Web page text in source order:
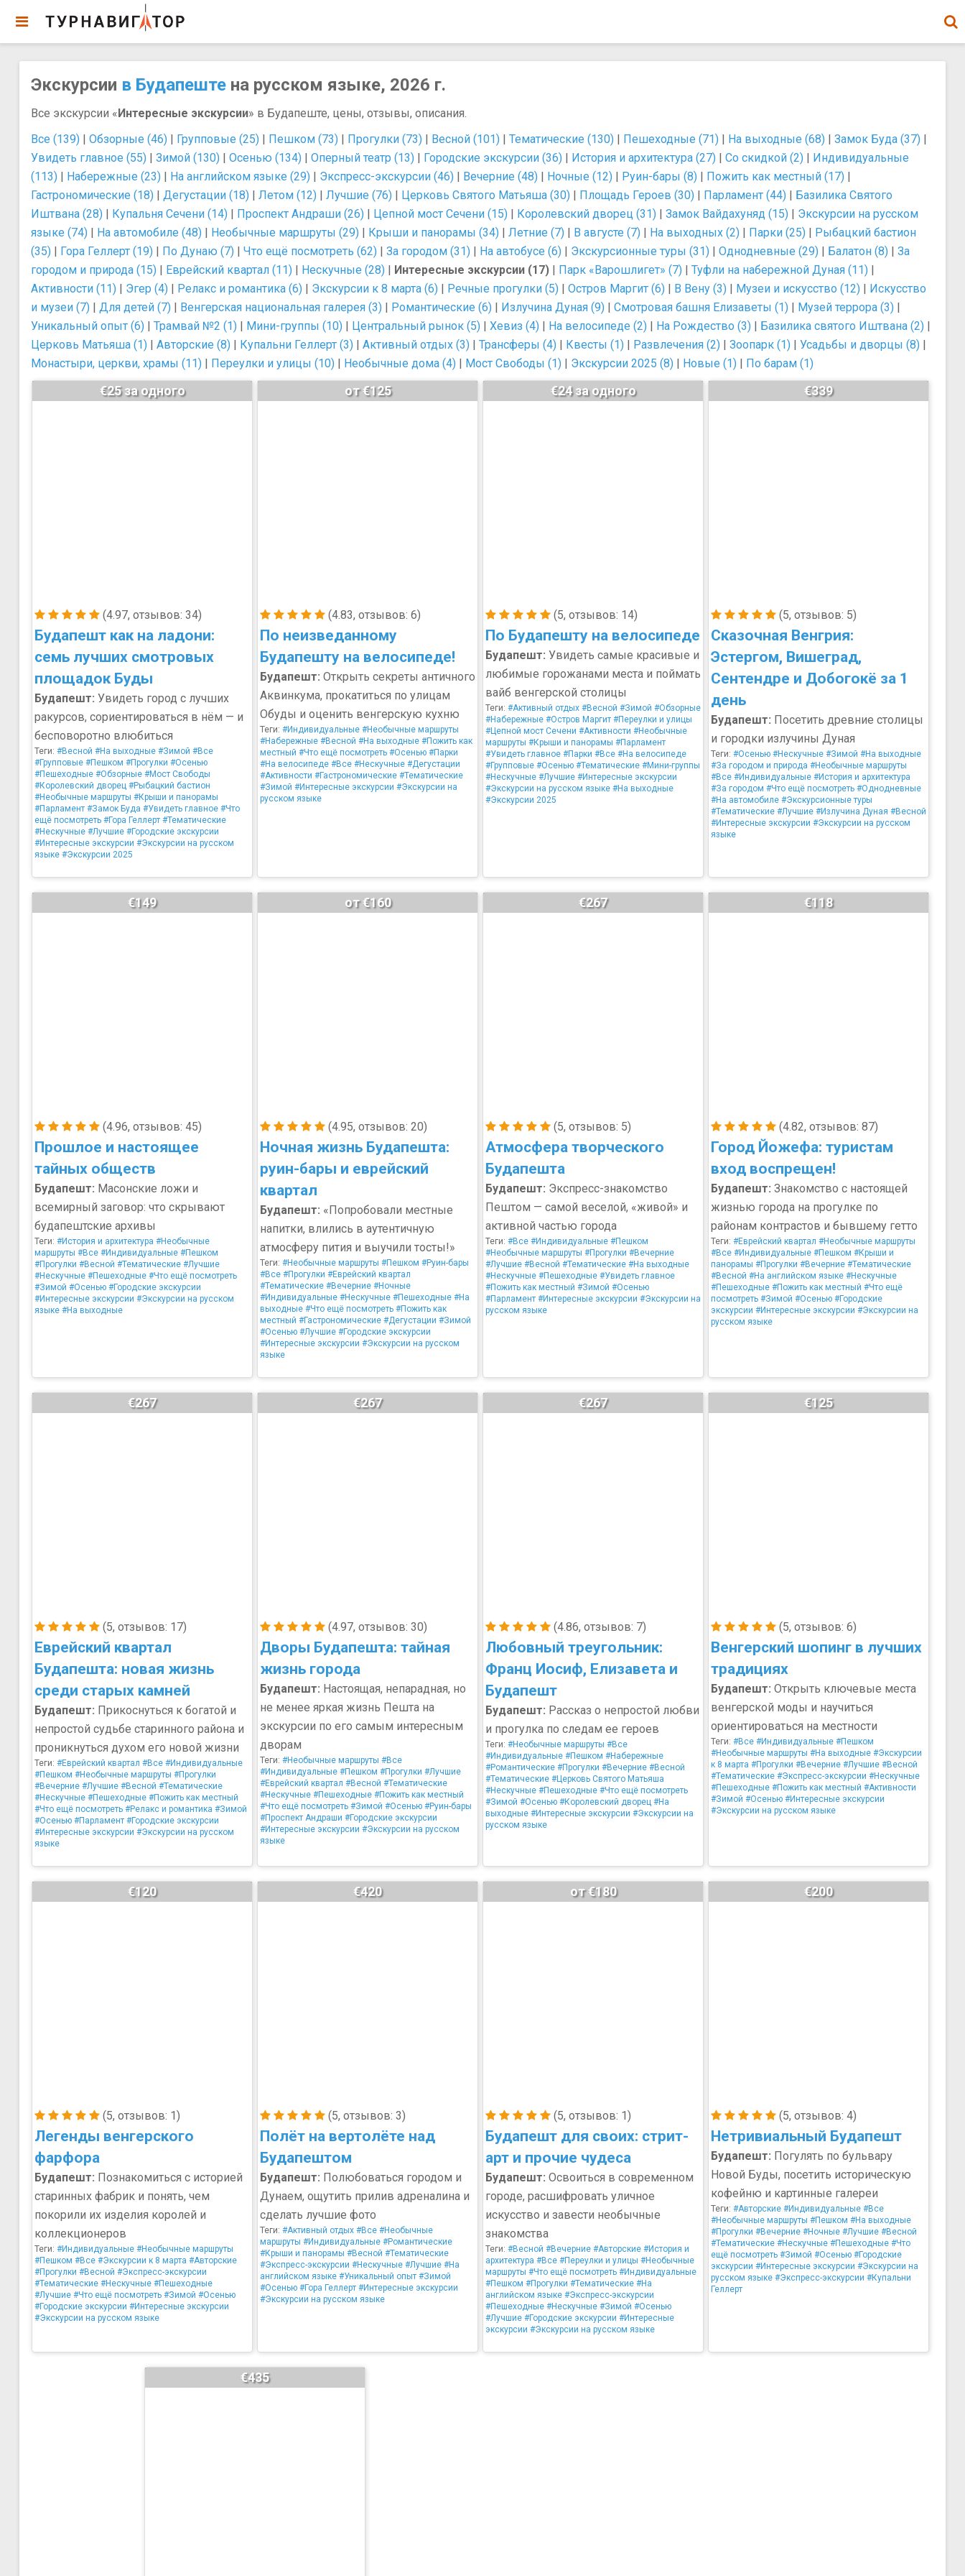
Экскурсии в Будапеште на русском языке, 2026 г.
Все экскурсии «Интересные экскурсии» в Будапеште, цены, отзывы, описания.
Все (139) | Обзорные (46) | Групповые (25) | Пешком (73) | Прогулки (73) | Весной (101) | Тематические (130) | Пешеходные (71) | На выходные (68) | Замок Буда (37) |
Увидеть главное (55) | Зимой (130) | Осенью (134) | Оперный театр (13) | Городские экскурсии (36) | История и архитектура (27) | Со скидкой (2) | Индивидуальные
(113) | Набережные (23) | На английском языке (29) | Экспресс-экскурсии (46) | Вечерние (48) | Ночные (12) | Руин-бары (8) | Пожить как местный (17) |
Гастрономические (18) | Дегустации (18) | Летом (12) | Лучшие (76) | Церковь Святого Матьяша (30) | Площадь Героев (30) | Парламент (44) | Базилика Святого
Иштвана (28) | Купальня Сечени (14) | Проспект Андраши (26) | Цепной мост Сечени (15) | Королевский дворец (31) | Замок Вайдахуняд (15) | Экскурсии на русском
языке (74) | На автомобиле (48) | Необычные маршруты (29) | Крыши и панорамы (34) | Летние (7) | В августе (7) | На выходных (2) | Парки (25) | Рыбацкий бастион
(35) | Гора Геллерт (19) | По Дунаю (7) | Что ещё посмотреть (62) | За городом (31) | На автобусе (6) | Экскурсионные туры (31) | Однодневные (29) | Балатон (8) | За
городом и природа (15) | Еврейский квартал (11) | Нескучные (28) | Интересные экскурсии (17) | Парк «Варошлигет» (7) | Туфли на набережной Дуная (11) |
Активности (11) | Эгер (4) | Релакс и романтика (6) | Экскурсии к 8 марта (6) | Речные прогулки (5) | Остров Маргит (6) | В Вену (3) | Музеи и искусство (12) | Искусство
и музеи (7) | Для детей (7) | Венгерская национальная галерея (3) | Романтические (6) | Излучина Дуная (9) | Смотровая башня Елизаветы (1) | Музей террора (3) |
Уникальный опыт (6) | Трамвай №2 (1) | Мини-группы (10) | Центральный рынок (5) | Хевиз (4) | На велосипеде (2) | На Рождество (3) | Базилика святого Иштвана (2) |
Церковь Матьяша (1) | Авторские (8) | Купальни Геллерт (3) | Активный отдых (3) | Трансферы (4) | Квесты (1) | Развлечения (2) | Зоопарк (1) | Усадьбы и дворцы (8) |
Монастыри, церкви, храмы (11) | Переулки и улицы (10) | Необычные дома (4) | Мост Свободы (1) | Экскурсии 2025 (8) | Новые (1) | По барам (1)
(4.97, отзывов: 34)
Будапешт как на ладони:
семь лучших смотровых
площадок Буды
€25 за одного
Будапешт: Увидеть город с лучших
ракурсов, сориентироваться в нём — и
бесповоротно влюбиться
Теги: #Весной #На выходные #Зимой #Все
#Групповые #Пешком #Прогулки #Осенью
#Пешеходные #Обзорные #Мост Свободы
#Королевский дворец #Рыбацкий бастион
#Необычные маршруты #Крыши и панорамы
#Парламент #Замок Буда #Увидеть главное #Что
ещё посмотреть #Гора Геллерт #Тематические
#Нескучные #Лучшие #Городские экскурсии
#Интересные экскурсии #Экскурсии на русском
языке #Экскурсии 2025
(4.83, отзывов: 6)
По неизведанному
Будапешту на велосипеде!
от €125
Будапешт: Открыть секреты античного
Аквинкума, прокатиться по улицам
Обуды и оценить венгерскую кухню
Теги: #Индивидуальные #Необычные маршруты
#Набережные #Весной #На выходные #Пожить как
местный #Что ещё посмотреть #Осенью #Парки
#На велосипеде #Все #Нескучные #Дегустации
#Активности #Гастрономические #Тематические
#Зимой #Интересные экскурсии #Экскурсии на
русском языке
(5, отзывов: 14)
По Будапешту на велосипеде
€24 за одного
Будапешт: Увидеть самые красивые и
любимые горожанами места и поймать
вайб венгерской столицы
Теги: #Активный отдых #Весной #Зимой #Обзорные
#Набережные #Остров Маргит #Переулки и улицы
#Цепной мост Сечени #Активности #Необычные
маршруты #Крыши и панорамы #Парламент
#Увидеть главное #Парки #Все #На велосипеде
#Групповые #Осенью #Тематические #Мини-группы
#Нескучные #Лучшие #Интересные экскурсии
#Экскурсии на русском языке #На выходные
#Экскурсии 2025
(5, отзывов: 5)
Сказочная Венгрия:
Эстергом, Вишеград,
Сентендре и Добогокё за 1
день
€339
Будапешт: Посетить древние столицы
и городки излучины Дуная
Теги: #Осенью #Нескучные #Зимой #На выходные
#За городом и природа #Необычные маршруты
#Все #Индивидуальные #История и архитектура
#За городом #Что ещё посмотреть #Однодневные
#На автомобиле #Экскурсионные туры
#Тематические #Лучшие #Излучина Дуная #Весной
#Интересные экскурсии #Экскурсии на русском
языке
(4.96, отзывов: 45)
Прошлое и настоящее
тайных обществ
€149
Будапешт: Масонские ложи и
всемирный заговор: что скрывают
будапештские архивы
Теги: #История и архитектура #Необычные
маршруты #Все #Индивидуальные #Пешком
#Прогулки #Весной #Тематические #Лучшие
#Нескучные #Пешеходные #Что ещё посмотреть
#Зимой #Осенью #Городские экскурсии
#Интересные экскурсии #Экскурсии на русском
языке #На выходные
(4.95, отзывов: 20)
Ночная жизнь Будапешта:
руин-бары и еврейский
квартал
от €160
Будапешт: «Попробовали местные
напитки, влились в аутентичную
атмосферу пития и выучили тосты!»
Теги: #Необычные маршруты #Пешком #Руин-бары
#Все #Прогулки #Еврейский квартал
#Тематические #Вечерние #Ночные
#Индивидуальные #Нескучные #Пешеходные #На
выходные #Что ещё посмотреть #Пожить как
местный #Гастрономические #Дегустации #Зимой
#Осенью #Лучшие #Городские экскурсии
#Интересные экскурсии #Экскурсии на русском
языке
(5, отзывов: 5)
Атмосфера творческого
Будапешта
€267
Будапешт: Экспресс-знакомство
Пештом — самой веселой, «живой» и
активной частью города
Теги: #Все #Индивидуальные #Пешком
#Необычные маршруты #Прогулки #Вечерние
#Лучшие #Весной #Тематические #На выходные
#Нескучные #Пешеходные #Увидеть главное
#Пожить как местный #Зимой #Осенью
#Парламент #Интересные экскурсии #Экскурсии на
русском языке
(4.82, отзывов: 87)
Город Йожефа: туристам
вход воспрещен!
€118
Будапешт: Знакомство с настоящей
жизнью города на прогулке по
районам контрастов и бывшему гетто
Теги: #Еврейский квартал #Необычные маршруты
#Все #Индивидуальные #Пешком #Крыши и
панорамы #Прогулки #Вечерние #Тематические
#Весной #На английском языке #Нескучные
#Пешеходные #Пожить как местный #Что ещё
посмотреть #Зимой #Осенью #Городские
экскурсии #Интересные экскурсии #Экскурсии на
русском языке
(5, отзывов: 17)
Еврейский квартал
Будапешта: новая жизнь
среди старых камней
€267
Будапешт: Прикоснуться к богатой и
непростой судьбе старинного района и
проникнуться духом его новой жизни
Теги: #Еврейский квартал #Все #Индивидуальные
#Пешком #Необычные маршруты #Прогулки
#Вечерние #Лучшие #Весной #Тематические
#Нескучные #Пешеходные #Пожить как местный
#Что ещё посмотреть #Релакс и романтика #Зимой
#Осенью #Парламент #Городские экскурсии
#Интересные экскурсии #Экскурсии на русском
языке
(4.97, отзывов: 30)
Дворы Будапешта: тайная
жизнь города
€267
Будапешт: Настоящая, непарадная, но
не менее яркая жизнь Пешта на
экскурсии по его самым интересным
дворам
Теги: #Необычные маршруты #Все
#Индивидуальные #Пешком #Прогулки #Лучшие
#Еврейский квартал #Весной #Тематические
#Нескучные #Пешеходные #Пожить как местный
#Что ещё посмотреть #Зимой #Осенью #Руин-бары
#Проспект Андраши #Городские экскурсии
#Интересные экскурсии #Экскурсии на русском
языке
(4.86, отзывов: 7)
Любовный треугольник:
Франц Иосиф, Елизавета и
Будапешт
€267
Будапешт: Рассказ о непростой любви
и прогулка по следам ее героев
Теги: #Необычные маршруты #Все
#Индивидуальные #Пешком #Набережные
#Романтические #Прогулки #Вечерние #Весной
#Тематические #Церковь Святого Матьяша
#Нескучные #Пешеходные #Что ещё посмотреть
#Зимой #Осенью #Королевский дворец #На
выходные #Интересные экскурсии #Экскурсии на
русском языке
(5, отзывов: 6)
Венгерский шопинг в лучших
традициях
€125
Будапешт: Открыть ключевые места
венгерской моды и научиться
ориентироваться на местности
Теги: #Все #Индивидуальные #Пешком
#Необычные маршруты #На выходные #Экскурсии
к 8 марта #Прогулки #Вечерние #Лучшие #Весной
#Тематические #Экспресс-экскурсии #Нескучные
#Пешеходные #Пожить как местный #Активности
#Зимой #Осенью #Интересные экскурсии
#Экскурсии на русском языке
(5, отзывов: 1)
Легенды венгерского
фарфора
€120
Будапешт: Познакомиться с историей
старинных фабрик и понять, чем
покорили их изделия королей и
коллекционеров
Теги: #Индивидуальные #Необычные маршруты
#Пешком #Все #Экскурсии к 8 марта #Авторские
#Прогулки #Весной #Экспресс-экскурсии
#Тематические #Нескучные #Пешеходные
#Лучшие #Что ещё посмотреть #Зимой #Осенью
#Городские экскурсии #Интересные экскурсии
#Экскурсии на русском языке
(5, отзывов: 3)
Полёт на вертолёте над
Будапештом
€420
Будапешт: Полюбоваться городом и
Дунаем, ощутить прилив адреналина и
сделать лучшие фото
Теги: #Активный отдых #Все #Необычные
маршруты #Индивидуальные #Романтические
#Крыши и панорамы #Весной #Тематические
#Экспресс-экскурсии #Нескучные #Лучшие #На
английском языке #Уникальный опыт #Зимой
#Осенью #Гора Геллерт #Интересные экскурсии
#Экскурсии на русском языке
(5, отзывов: 1)
Будапешт для своих: стрит-
арт и прочие чудеса
от €180
Будапешт: Освоиться в современном
городе, расшифровать уличное
искусство и завести необычные
знакомства
Теги: #Весной #Вечерние #Авторские #История и
архитектура #Все #Переулки и улицы #Необычные
маршруты #Что ещё посмотреть #Индивидуальные
#Пешком #Прогулки #Тематические #На
английском языке #Экспресс-экскурсии
#Пешеходные #Нескучные #Зимой #Осенью
#Лучшие #Городские экскурсии #Интересные
экскурсии #Экскурсии на русском языке
(5, отзывов: 4)
Нетривиальный Будапешт
€200
Будапешт: Погулять по бульвару
Новой Буды, посетить историческую
кофейню и картинные галереи
Теги: #Авторские #Индивидуальные #Все
#Необычные маршруты #Пешком #На выходные
#Прогулки #Вечерние #Ночные #Лучшие #Весной
#Тематические #Нескучные #Пешеходные #Что
ещё посмотреть #Зимой #Осенью #Городские
экскурсии #Интересные экскурсии #Экскурсии на
русском языке #Экспресс-экскурсии #Купальни
Геллерт
€435